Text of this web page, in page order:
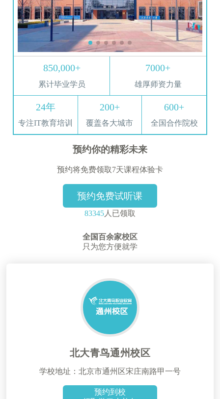
850,000+
累计毕业学员
7000+
雄厚师资力量
24年
专注IT教育培训
200+
覆盖各大城市
600+
全国合作院校
预约你的精彩未来
预约将免费领取7天课程体验卡
预约免费试听课
83345 人已领取
全国百余家校区
只为您方便就学
北大青鸟通州校区
学校地址：北京市通州区宋庄南路甲一号
预约到校